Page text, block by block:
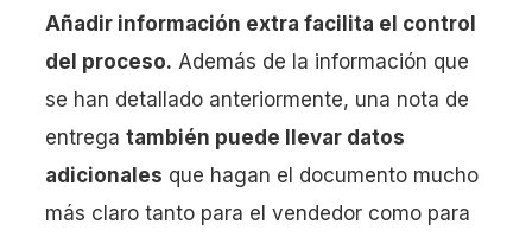
Añadir información extra facilita el control
del proceso. Además de la información que
se han detallado anteriormente, una nota de
entrega también puede llevar datos
adicionales que hagan el documento mucho
más claro tanto para el vendedor como para